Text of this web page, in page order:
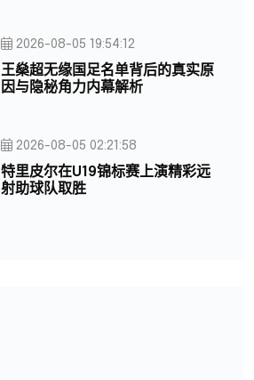
2026-08-05 19:54:12
王燊超无缘国足名单背后的真实原
因与隐秘角力内幕解析
2026-08-05 02:21:58
特里皮尔在U19锦标赛上演精彩远
射助球队取胜